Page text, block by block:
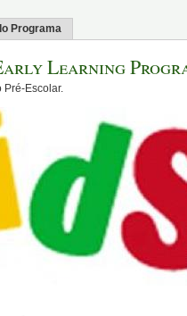
Programa
Learning
Pré-Escolar.